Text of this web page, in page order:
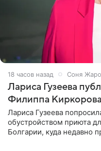
18 часов назад Соня
Лариса Гузеева
Филиппа
Лариса Гузеева
обустройством приюта
Болгарии, куда недавно